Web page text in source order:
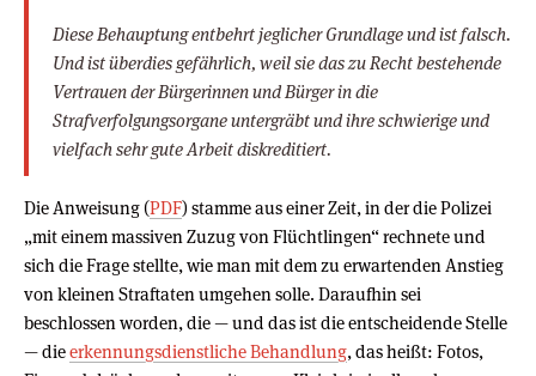
Diese Behauptung entbehrt jeglicher Grundlage und ist falsch.
Und ist überdies gefährlich, weil sie das zu Recht bestehende
Vertrauen der Bürgerinnen und Bürger in die
Strafverfolgungsorgane untergräbt und ihre schwierige und
vielfach sehr gute Arbeit diskreditiert.
Die Anweisung (PDF) stamme aus einer Zeit, in der die Polizei
„mit einem massiven Zuzug von Flüchtlingen“ rechnete und
sich die Frage stellte, wie man mit dem zu erwartenden Anstieg
von kleinen Straftaten umgehen solle. Daraufhin sei
beschlossen worden, die — und das ist die entscheidende Stelle
— dieerkennungsdienstliche Behandlung, das heißt: Fotos,